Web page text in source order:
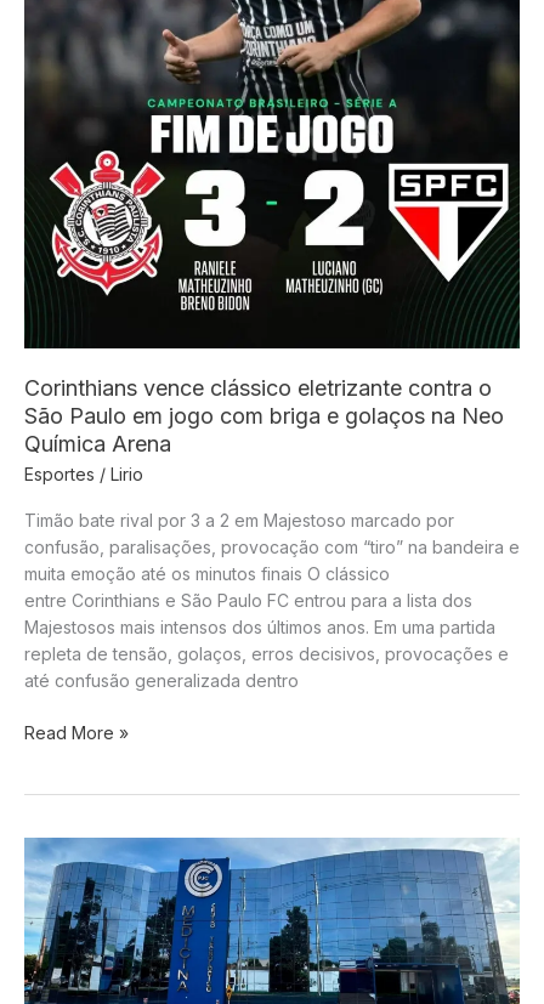
Corinthians vence clássico eletrizante contra o
São Paulo em jogo com briga e golaços na Neo
Química Arena
Esportes / Lirio
Timão bate rival por 3 a 2 em Majestoso marcado por
confusão, paralisações, provocação com “tiro” na bandeira e
muita emoção até os minutos finais O clássico
entre Corinthians e São Paulo FC entrou para a lista dos
Majestosos mais intensos dos últimos anos. Em uma partida
repleta de tensão, golaços, erros decisivos, provocações e
até confusão generalizada dentro
Corinthians
contra
o
São
Paulo
em
jogo
com
Read More »